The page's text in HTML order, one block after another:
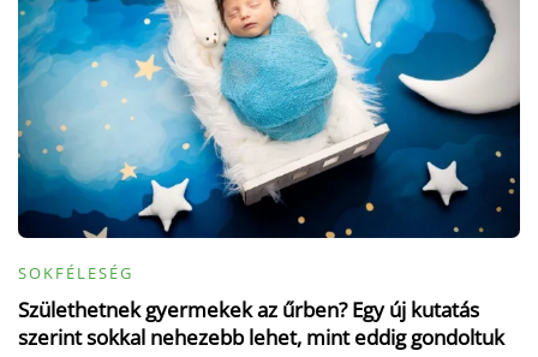
SOKFÉLESÉG
Születhetnek gyermekek az űrben? Egy új kutatás
szerint sokkal nehezebb lehet, mint eddig gondoltuk